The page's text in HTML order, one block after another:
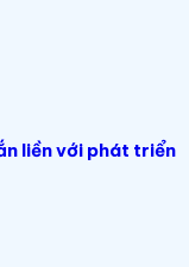
liền với phát triển